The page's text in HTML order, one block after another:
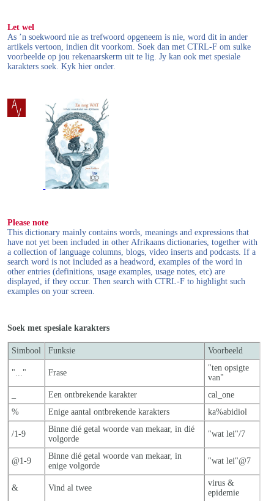
Let wel
As ’n soekwoord nie as trefwoord opgeneem is nie, word dit in ander
artikels vertoon, indien dit voorkom. Soek dan met CTRL-F om sulke
voorbeelde op jou rekenaarskerm uit te lig. Jy kan ook met spesiale
karakters soek. Kyk hier onder.
Please note
This dictionary mainly contains words, meanings and expressions that
have not yet been included in other Afrikaans dictionaries, together with
a collection of language columns, blogs, video inserts and podcasts. If a
search word is not included as a headword, examples of the word in
other entries (definitions, usage examples, usage notes, etc) are
displayed, if they occur. Then search with CTRL-F to highlight such
examples on your screen.
Soek met spesiale karakters
Simbool Funksie Voorbeeld
"..." Frase
"ten opsigte
van"
Een ontbrekende karakter
cal_one
%
Enige aantal ontbrekende karakters ka%abidiol
/1-9
Binne dié getal woorde van mekaar, in dié
volgorde
"wat lei"/7
@1-9
Binne dié getal woorde van mekaar, in
enige volgorde
"wat lei"@7
& Vind al twee
virus &
epidemie